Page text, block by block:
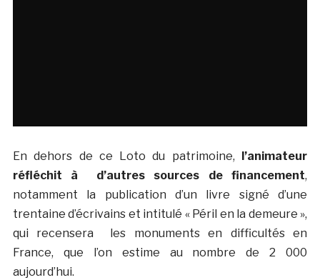
En dehors de ce Loto du patrimoine,
l’animateur
réfléchit à d’autres sources de financement,
notamment la publication d’un livre signé d’une
trentaine d’écrivains et intitulé « Péril en la demeure »,
qui recensera les monuments en difficultés en
France, que l’on estime au nombre de 2 000
aujourd’hui.